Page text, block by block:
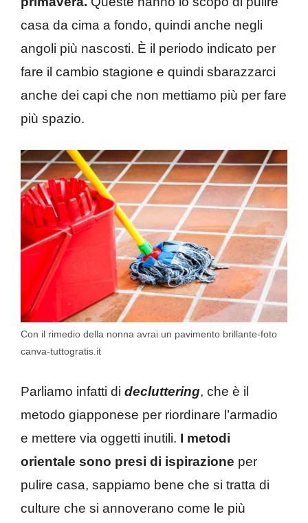
casa da cima a fondo, quindi anche negli
angoli più nascosti. È il periodo indicato per
fare il cambio stagione e quindi sbarazzarci
anche dei capi che non mettiamo più per fare
più spazio.
Con il rimedio della nonna avrai un pavimento brillante-foto
canva-tuttogratis.it
Parliamo infatti di decluttering, che è il
metodo giapponese per riordinare l’armadio
e mettere via oggetti inutili. I metodi
orientale sono presi di ispirazione per
pulire casa, sappiamo bene che si tratta di
culture che si annoverano come le più